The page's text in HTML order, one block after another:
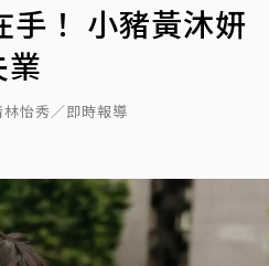
！ 小豬黃沐妍
怡秀／即時報導